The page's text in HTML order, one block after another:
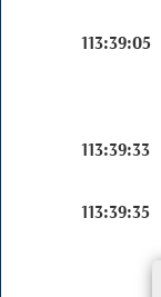
113:39:05
113:39:33
113:39:35